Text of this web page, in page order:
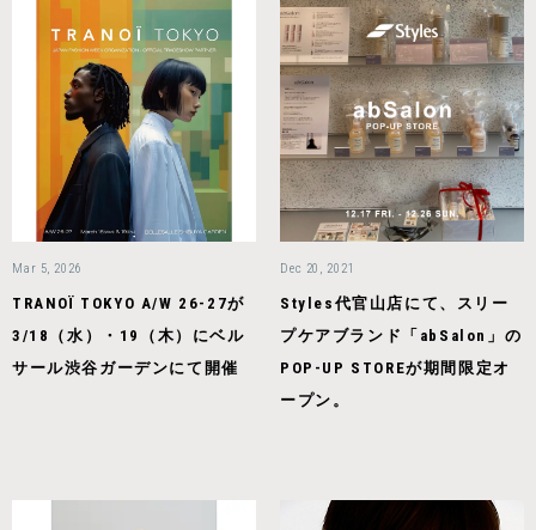
Mar 5, 2026
TRANOÏ TOKYO A/W 26-27が
3/18（水）・19（木）にベル
サール渋谷ガーデンにて開催
Dec 20, 2021
Styles代官山店にて、スリー
プケアブランド「abSalon」の
POP-UP STOREが期間限定オ
ープン。